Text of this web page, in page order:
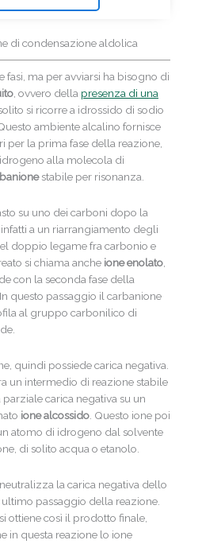
di condensazione aldolica
fasi, ma per avviarsi ha bisogno di
, ovvero della presenza di una
si ricorre a idrossido di sodio
ambiente alcalino fornisce
per la prima fase della reazione,
alla molecola di
stabile per risonanza.
su uno dei carboni dopo la
a un riarrangiamento degli
doppio legame fra carbonio e
si chiama anche ione enolato,
con la seconda fase della
questo passaggio il carbanione
al gruppo carbonilico di
quindi possiede carica negativa.
un intermedio di reazione stabile
carica negativa su un
ione alcossido . Questo ione poi
atomo di idrogeno dal solvente
di solito acqua o etanolo.
la carica negativa dello
passaggio della reazione.
ottiene così il prodotto finale,
in questa reazione lo ione